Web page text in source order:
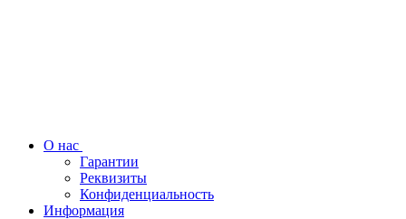
О нас
Гарантии
Реквизиты
Конфиденциальность
Информация